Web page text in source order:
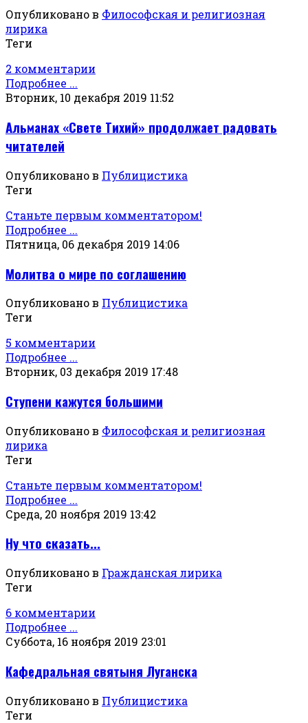
Опубликовано в Философская и религиозная
лирика
Теги
2 комментарии
Подробнее ...
Вторник, 10 декабря 2019 11:52
Альманах «Свете Тихий» продолжает радовать
читателей
Опубликовано в Публицистика
Теги
Станьте первым комментатором!
Подробнее ...
Пятница, 06 декабря 2019 14:06
Молитва о мире по соглашению
Опубликовано в Публицистика
Теги
5 комментарии
Подробнее ...
Вторник, 03 декабря 2019 17:48
Ступени кажутся большими
Опубликовано в Философская и религиозная
лирика
Теги
Станьте первым комментатором!
Подробнее ...
Среда, 20 ноября 2019 13:42
Ну что сказать...
Опубликовано в Гражданская лирика
Теги
6 комментарии
Подробнее ...
Суббота, 16 ноября 2019 23:01
Кафедральная святыня Луганска
Опубликовано в Публицистика
Теги